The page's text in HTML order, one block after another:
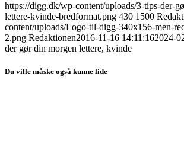
https://digg.dk/wp-content/uploads/3-tips-der-
lettere-kvinde-bredformat.png 430 1500
content/uploads/Logo-til-digg-340x156-men-
2.png Redaktionen2016-11-16 14:11:162024-
der gør din morgen lettere, kvinde
Du ville måske også kunne lide